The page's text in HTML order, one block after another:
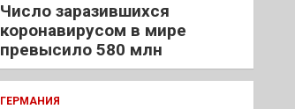
Число заразившихся
коронавирусом в мире
превысило 580 млн
ГЕРМАНИЯ